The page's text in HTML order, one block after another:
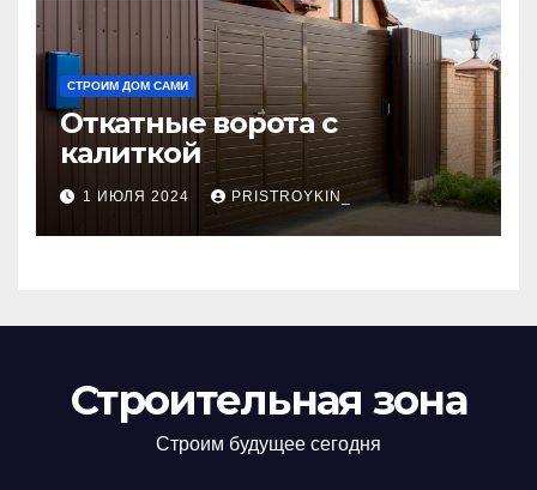
СТРОИМ ДОМ САМИ
Откатные ворота с
калиткой
1 ИЮЛЯ 2024 PRISTROYKIN_
Строительная зона
Строим будущее сегодня